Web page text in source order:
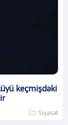
keçmişdəki
Siyasət